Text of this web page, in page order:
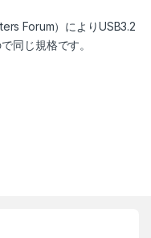
Forum）によりUSB3.2
同じ規格です。